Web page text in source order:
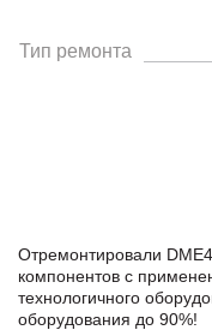
Тип ремонта
Отремонтировали
компонентов с
технологичного
оборудования до 90%!